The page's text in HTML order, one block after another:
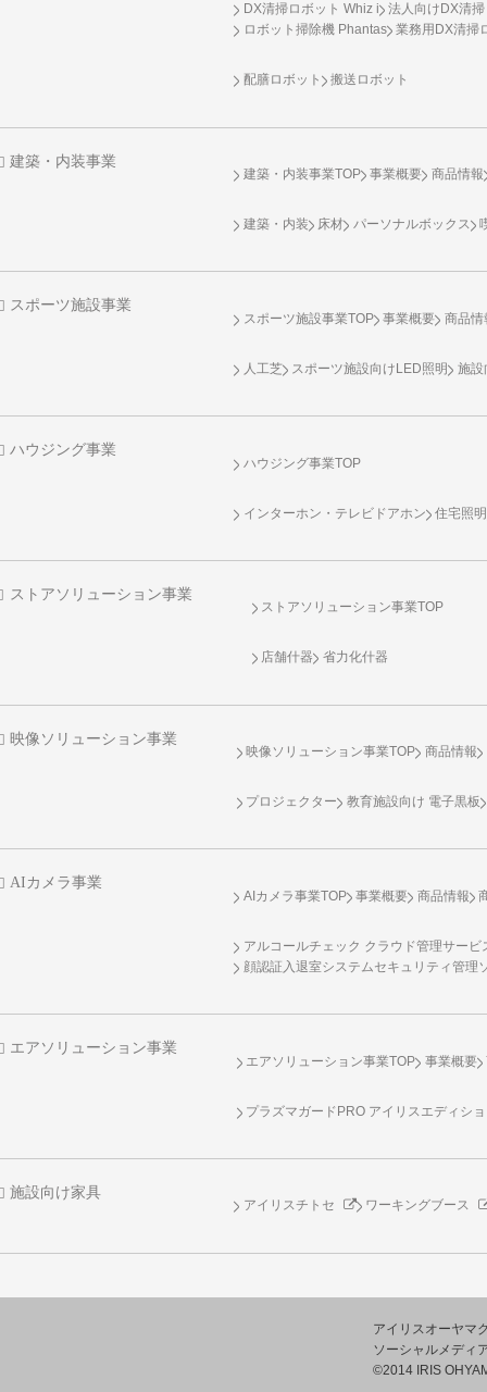
DX清掃ロボット Whiz i
法人向けDX清
ロボット掃除機 Phantas
業務用DX清掃
配膳ロボット 搬送ロボット
建築・内装事業
建築・内装事業TOP 事業概要 商品情報
建築・内装 床材 パーソナルボックス
スポーツ施設事業
スポーツ施設事業TOP 事業概要 商品情
人工芝 スポーツ施設向けLED照明 施設
ハウジング事業
ハウジング事業TOP
インターホン・テレビドアホン 住宅照明
ストアソリューション事業
ストアソリューション事業TOP
店舗什器 省力化什器
映像ソリューション事業
映像ソリューション事業TOP 商品情報
プロジェクター 教育施設向け 電子黒板
AIカメラ事業
AIカメラ事業TOP 事業概要 商品情報
アルコールチェック クラウド管理サービ
顔認証入退室システムセキュリティ管理
エアソリューション事業
エアソリューション事業TOP 事業概要
プラズマガードPRO アイリスエディシ
施設向け家具
アイリスチトセ ワーキングブース
アイリスオーヤマ
ソーシャルメディ
©2014 IRIS